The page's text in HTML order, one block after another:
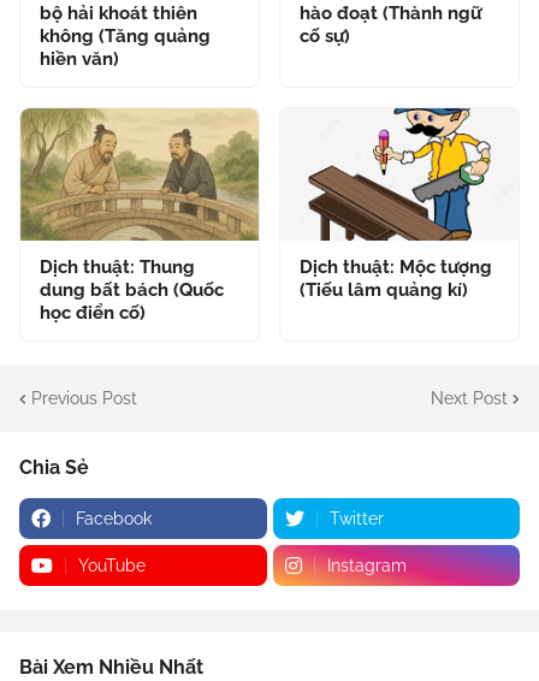
bộ hải khoát thiên
không (Tăng quảng
hiền văn)
hào đoạt (Thành ngữ
cố sự)
Dịch thuật: Thung
dung bất bách (Quốc
học điển cố)
Dịch thuật: Mộc tượng
(Tiếu lâm quảng kí)
Previous Post Next Post
Chia Sẻ
Facebook Twitter
YouTube Instagram
Bài Xem Nhiều Nhất